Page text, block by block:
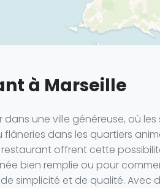
à Marseille
dans une ville généreuse, où
dans les quartiers
offrent cette
bien remplie ou pour
simplicité et de qualité. Avec